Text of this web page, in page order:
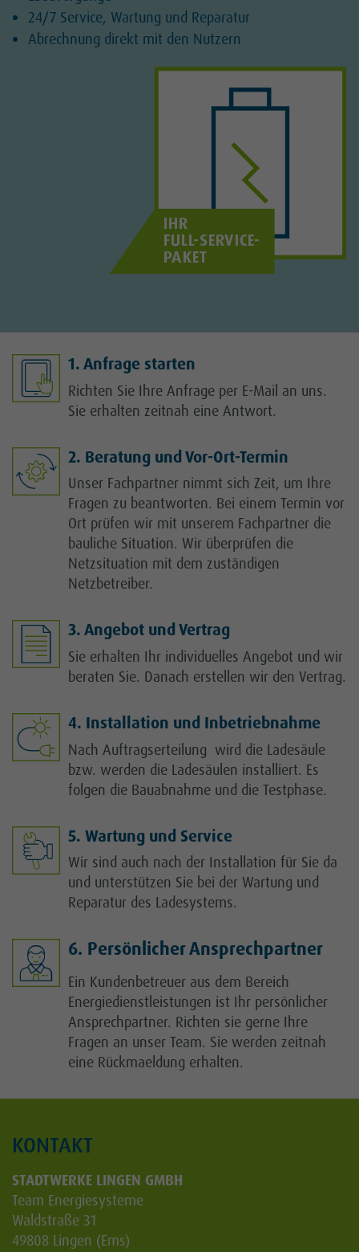
24/7 Service, Wartung und Reparatur
Abrechnung direkt mit den Nutzern
1. Anfrage starten
Richten Sie Ihre Anfrage per E-Mail an uns.
Sie erhalten zeitnah eine Antwort.
2. Beratung und Vor-Ort-Termin
Unser Fachpartner nimmt sich Zeit, um Ihre
Fragen zu beantworten. Bei einem Termin vor
Ort prüfen wir mit unserem Fachpartner die
bauliche Situation. Wir überprüfen die
Netzsituation mit dem zuständigen
Netzbetreiber.
3. Angebot und Vertrag
Sie erhalten Ihr individuelles Angebot und wir
beraten Sie. Danach erstellen wir den Vertrag.
4. Installation und Inbetriebnahme
Nach Auftragserteilung wird die Ladesäule
bzw. werden die Ladesäulen installiert. Es
folgen die Bauabnahme und die Testphase.
5. Wartung und Service
Wir sind auch nach der Installation für Sie da
und unterstützen Sie bei der Wartung und
Reparatur des Ladesystems.
6. Persönlicher Ansprechpartner
Ein Kundenbetreuer aus dem Bereich
Energiedienstleistungen ist Ihr persönlicher
Ansprechpartner. Richten sie gerne Ihre
Fragen an unser Team. Sie werden zeitnah
eine Rückmaeldung erhalten.
KONTAKT
STADTWERKE LINGEN GMBH
Team Energiesysteme
Waldstraße 31
49808 Lingen (Ems)